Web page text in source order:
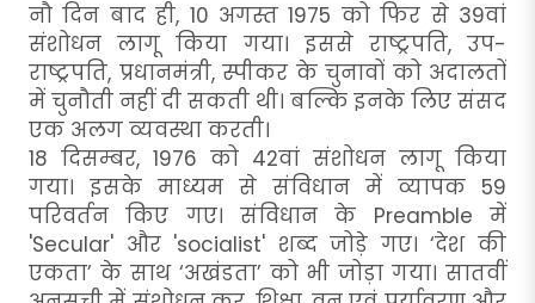
नौ दिन बाद ही, 10 अगस्त 1975 को फिर से 39वां
संशोधन लागू किया गया। इससे राष्ट्रपति, उप-
राष्ट्रपति, प्रधानमंत्री, स्पीकर के चुनावों को अदालतों
में चुनौती नहीं दी सकती थी। बल्कि इनके लिए संसद
एक अलग व्यवस्था करती।
18 दिसम्बर, 1976 को 42वां संशोधन लागू किया
गया। इसके माध्यम से संविधान में व्यापक 59
परिवर्तन किए गए। संविधान के Preamble में
'Secular' और 'socialist' शब्द जोड़े गए। ‘देश की
एकता’ के साथ ‘अखंडता’ को भी जोड़ा गया। सातवीं